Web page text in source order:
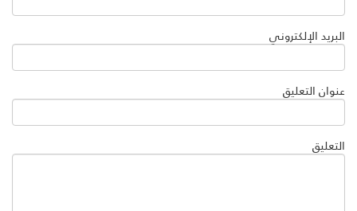
البريد الإلكتروني
عنوان التعليق
التعليق